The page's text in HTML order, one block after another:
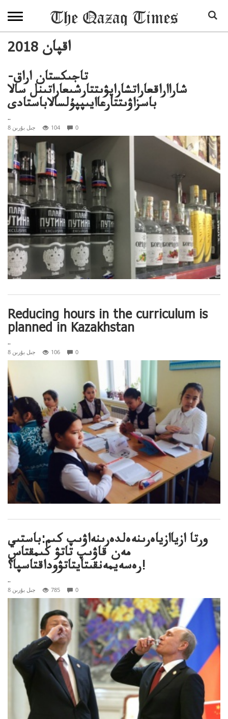
2018 اقپان
تاجىكستان اراق-
شارااراقعاراتشاراپۋىتتارشىعاراتىنل سالا
باسزاۋىتتارعاايىپپۇلسالاباستادى
..
8 جىل بۇرىن 104 0
Reducing hours in the curriculum is
planned in Kazakhstan
..
8 جىل بۇرىن 106 0
ورتا ازياازياەرىنەەلدەرىنەاۋىپ كىم:باستىي
مەن قاۋىپ تاتۋ كىمقتاس
رەسەيمەنقىتايتاتۋوداقتاسپا؟!
..
8 جىل بۇرىن 785 0